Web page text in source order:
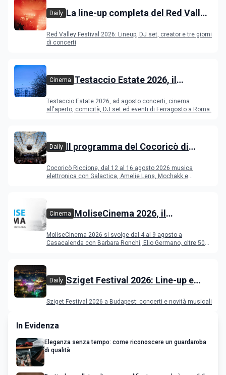
Daily La line-up completa del Red Valley
Red Valley Festival 2026: Lineup, DJ set, creator e tre giorni
di concerti
Cinema Testaccio Estate 2026, il
Ferragosto
Testaccio Estate 2026, ad agosto concerti, cinema
all'aperto, comicità, DJ set ed eventi di Ferragosto a Roma.
Daily Il programma del Cocoricò di
Cocoricò Riccione, dal 12 al 16 agosto 2026 musica
elettronica con Galactica, Amelie Lens, Mochakk e
Cinema MoliseCinema 2026, il
MoliseCinema 2026 si svolge dal 4 al 9 agosto a
Casacalenda con Barbara Ronchi, Elio Germano, oltre 50
Daily Sziget Festival 2026: Line-up e
Sziget Festival 2026 a Budapest: concerti e novità musicali
In Evidenza
Eleganza senza tempo: come riconoscere un guardaroba
di qualità